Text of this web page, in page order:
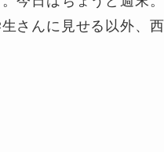
さんに見せる以外、西